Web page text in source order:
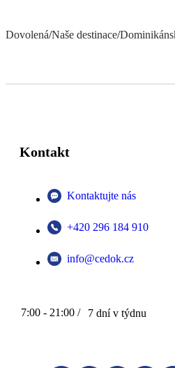
Dovolená/Naše destinace/
Kontakt
Kontaktujte nás
+420 296 184 910
info@cedok.cz
7:00 - 21:00 / 7 dní v týdnu